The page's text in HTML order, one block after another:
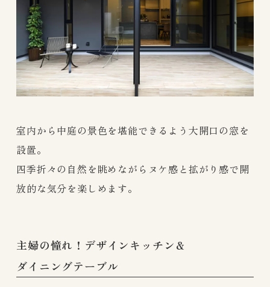
室内から中庭の景色を堪能できるよう大開口の窓を
設置。
四季折々の自然を眺めながらヌケ感と拡がり感で開
放的な気分を楽しめます。
主婦の憧れ！デザインキッチン＆
ダイニングテーブル